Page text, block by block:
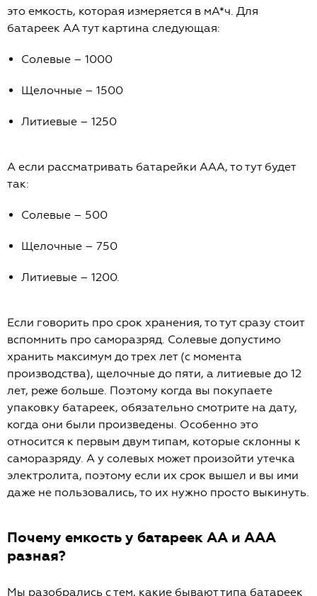
это емкость, которая измеряется в мА*ч. Для
батареек АА тут картина следующая:
Солевые – 1000
Щелочные – 1500
Литиевые – 1250
А если рассматривать батарейки ААА, то тут будет
так:
Солевые – 500
Щелочные – 750
Литиевые – 1200.
Если говорить про срок хранения, то тут сразу стоит
вспомнить про саморазряд. Солевые допустимо
хранить максимум до трех лет (с момента
производства), щелочные до пяти, а литиевые до 12
лет, реже больше. Поэтому когда вы покупаете
упаковку батареек, обязательно смотрите на дату,
когда они были произведены. Особенно это
относится к первым двум типам, которые склонны к
саморазряду. А у солевых может произойти утечка
электролита, поэтому если их срок вышел и вы ими
даже не пользовались, то их нужно просто выкинуть.
Почему емкость у батареек АА и ААА
разная?
Мы разобрались с тем, какие бывают типа батареек